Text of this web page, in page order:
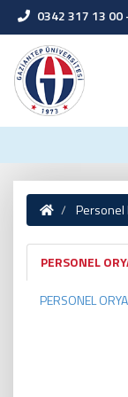
0342 317 13 00
Personel
PERSONEL
PERSONEL